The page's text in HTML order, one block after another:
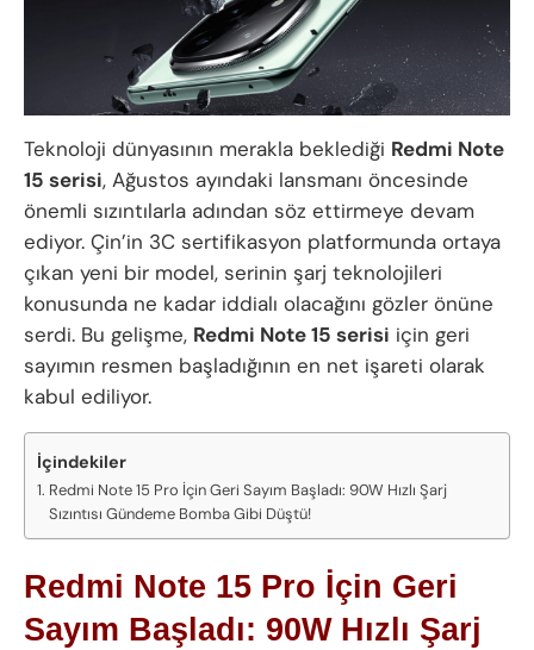
Teknoloji dünyasının merakla beklediği Redmi Note
15 serisi, Ağustos ayındaki lansmanı öncesinde
önemli sızıntılarla adından söz ettirmeye devam
ediyor. Çin’in 3C sertifikasyon platformunda ortaya
çıkan yeni bir model, serinin şarj teknolojileri
konusunda ne kadar iddialı olacağını gözler önüne
serdi. Bu gelişme, Redmi Note 15 serisi için geri
sayımın resmen başladığının en net işareti olarak
kabul ediliyor.
İçindekiler
Redmi Note 15 Pro İçin Geri Sayım Başladı: 90W Hızlı Şarj
Sızıntısı Gündeme Bomba Gibi Düştü!
Redmi Note 15 Pro İçin Geri
Sayım Başladı: 90W Hızlı Şarj